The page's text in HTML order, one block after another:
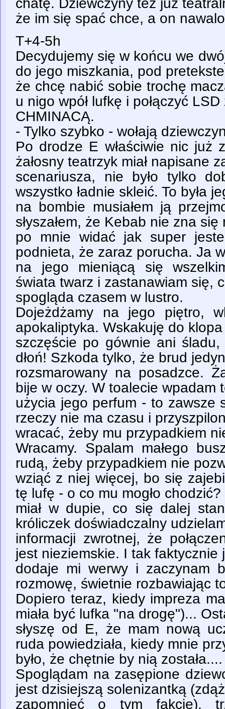
chatę. Dziewczyny też już
że im się spać chce, a on
T+4-5h
Decydujemy się w końcu we
do jego miszkania, pod
że chcę nabić sobie trochę
u nigo wpół lufkę i połączyć LSD
CHMINACĄ.
- Tylko szybko - wołają
Po drodze E właściwie nic już
żałosny teatrzyk miał napisane
scenariusza, nie było tylko
wszystko ładnie skleić. To była
na bombie musiałem ją
słyszałem, że Kebab nie zna
po mnie widać jak super
podnieta, że zaraz porucha. Ja
na jego mieniącą się
świata twarz i zastanawiam się,
spogląda czasem w lustro.
Dojeżdżamy na jego piętro,
apokaliptyka. Wskakuję do
szczęście po gównie ani
dłoń! Szkoda tylko, że brud
rozsmarowany na posadzce.
bije w oczy. W toalecie wpadam
użycia jego perfum - to zawsze
rzeczy nie ma czasu i
wracać, żeby mu przypadkiem
Wracamy. Spalam małego
rudą, żeby przypadkiem nie
wziąć z niej więcej, bo się
tę lufę - o co mu mogło
miał w dupie, co się dalej
króliczek doświadczalny
informacji zwrotnej, że
jest nieziemskie. I tak faktycznie
dodaje mi werwy i zaczynam
rozmowę, świetnie rozbawiając
Dopiero teraz, kiedy impreza
miała być lufka "na drogę")...
słyszę od E, że mam nową
ruda powiedziała, kiedy mnie
było, że chętnie by nią została....
Spoglądam na zasępione
jest dzisiejszą solenizantką
zapomnieć o tym fakcie),